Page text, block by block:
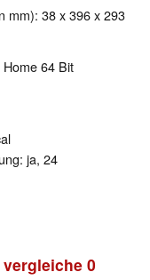
mm): 38 x 396 x 293
64 Bit
ja, 24
vergleiche 0